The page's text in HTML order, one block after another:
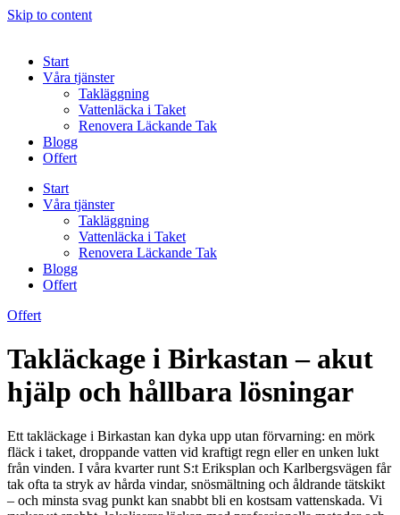
Skip to content
Start
Våra tjänster
Takläggning
Vattenläcka i Taket
Renovera Läckande Tak
Blogg
Offert
Start
Våra tjänster
Takläggning
Vattenläcka i Taket
Renovera Läckande Tak
Blogg
Offert
Offert
Takläckage i Birkastan – akut
hjälp och hållbara lösningar
Ett takläckage i Birkastan kan dyka upp utan förvarning: en mörk
fläck i taket, droppande vatten vid kraftigt regn eller en unken lukt
från vinden. I våra kvarter runt S:t Eriksplan och Karlbergsvägen får
tak ofta ta stryk av hårda vindar, snösmältning och åldrande tätskikt
– och minsta svag punkt kan snabbt bli en kostsam vattenskada. Vi